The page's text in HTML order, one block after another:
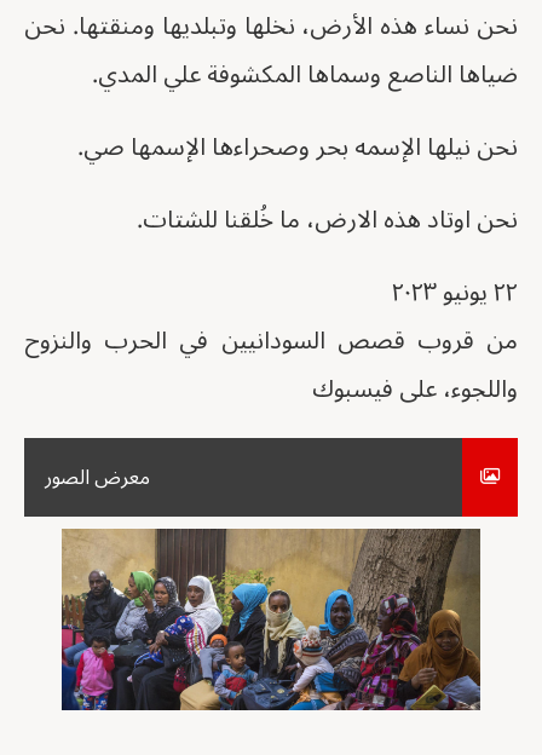
نحن نساء هذه الأرض، نخلها وتبلديها ومنقتها. نحن
ضياها الناصع وسماها المكشوفة علي المدي.
نحن نيلها الإسمه بحر وصحراءها الإسمها صي.
نحن اوتاد هذه الارض، ما خُلقنا للشتات.
٢٢ يونيو ٢٠٢٣
من قروب قصص السودانيين في الحرب والنزوح
واللجوء، على فيسبوك
معرض الصور